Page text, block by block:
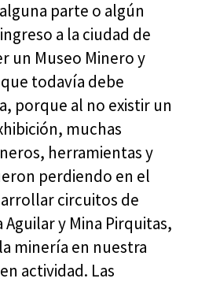
parte o algún
a la ciudad de
un Museo Minero y
todavía debe
porque al no existir un
muchas
herramientas y
perdiendo en el
circuitos de
y Mina Pirquitas,
minería en nuestra
actividad. Las